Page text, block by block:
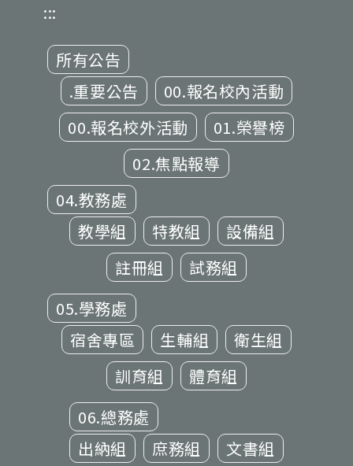
:::
所有公告
.重要公告
00.報名校內活動
00.報名校外活動
01.榮譽榜
02.焦點報導
04.教務處
教學組
特教組
設備組
註冊組
試務組
05.學務處
宿舍專區
生輔組
衛生組
訓育組
體育組
06.總務處
出納組
庶務組 文書組